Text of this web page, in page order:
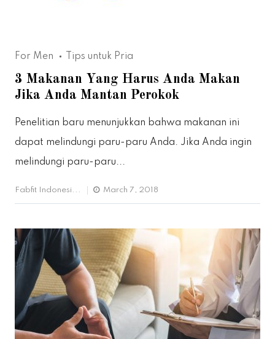
For Men Tips untuk Pria
3 Makanan Yang Harus Anda Makan
Jika Anda Mantan Perokok
Penelitian baru menunjukkan bahwa makanan ini
dapat melindungi paru-paru Anda. Jika Anda ingin
melindungi paru-paru...
Fabfit Indonesi... March 7, 2018